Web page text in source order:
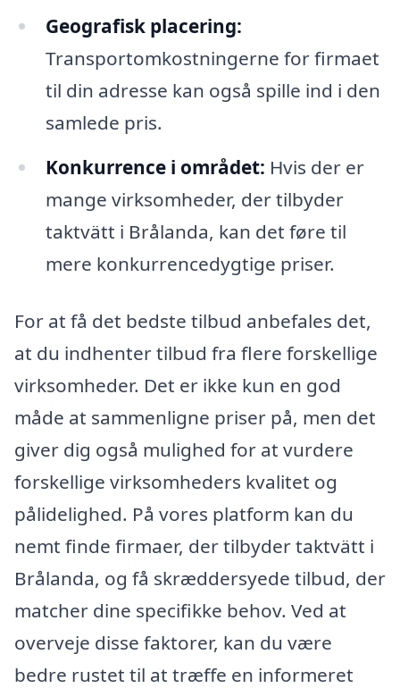
Geografisk placering:
Transportomkostningerne for firmaet
til din adresse kan også spille ind i den
samlede pris.
Konkurrence i området: Hvis der er
mange virksomheder, der tilbyder
taktvätt i Brålanda, kan det føre til
mere konkurrencedygtige priser.
For at få det bedste tilbud anbefales det,
at du indhenter tilbud fra flere forskellige
virksomheder. Det er ikke kun en god
måde at sammenligne priser på, men det
giver dig også mulighed for at vurdere
forskellige virksomheders kvalitet og
pålidelighed. På vores platform kan du
nemt finde firmaer, der tilbyder taktvätt i
Brålanda, og få skræddersyede tilbud, der
matcher dine specifikke behov. Ved at
overveje disse faktorer, kan du være
bedre rustet til at træffe en informeret